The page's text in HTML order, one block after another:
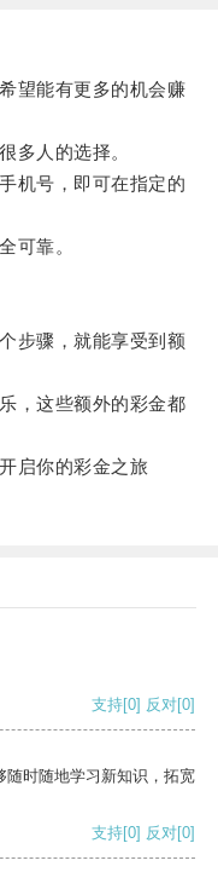
能有更多的机会赚
人的选择。
号，即可在指定的
可靠。
骤，就能享受到额
这些额外的彩金都
启你的彩金之旅
支持[0] 反对[0]
随时随地学习新知识，拓宽
支持[0] 反对[0]